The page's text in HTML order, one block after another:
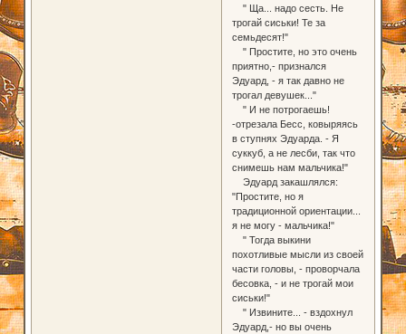
" Ща... надо сесть. Не
трогай сиськи! Те за
семьдесят!"
" Простите, но это очень
приятно,- признался
Эдуард, - я так давно не
трогал девушек..."
" И не потрогаешь!
-отрезала Бесс, ковыряясь
в ступнях Эдуарда. - Я
суккуб, а не лесби, так что
снимешь нам мальчика!"
Эдуард закашлялся:
"Простите, но я
традиционной ориентации...
я не могу - мальчика!"
" Тогда выкини
похотливые мысли из своей
части головы, - проворчала
бесовка, - и не трогай мои
сиськи!"
" Извините... - вздохнул
Эдуард,- но вы очень